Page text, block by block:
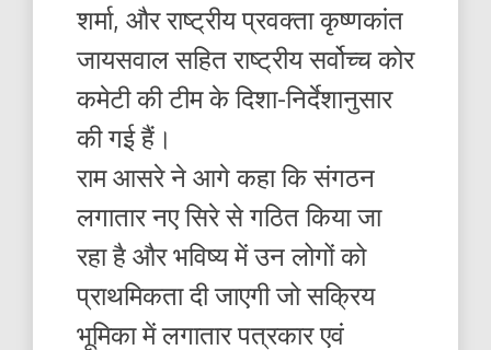
शर्मा, और राष्ट्रीय प्रवक्ता कृष्णकांत
जायसवाल सहित राष्ट्रीय सर्वोच्च कोर
कमेटी की टीम के दिशा-निर्देशानुसार
की गई हैं।
राम आसरे ने आगे कहा कि संगठन
लगातार नए सिरे से गठित किया जा
रहा है और भविष्य में उन लोगों को
प्राथमिकता दी जाएगी जो सक्रिय
भूमिका में लगातार पत्रकार एवं